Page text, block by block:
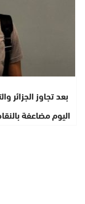
بعد تجاوز الجزائر
اليوم مضاعفة